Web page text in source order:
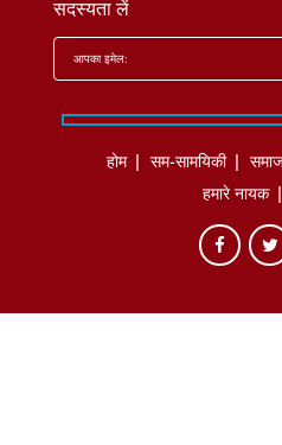
सदस्यता लें
होम सम-सामयिकी
हमारे नायक